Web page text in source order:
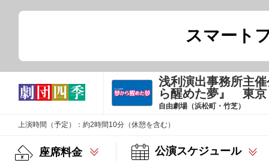
スマート
浅利演出事務所主
ら醒めた夢』 東京
自由劇場（浜松町・竹芝）
上演時間（予定）：約2時間10分（休憩を含む）
座席料金 公演スケジュール